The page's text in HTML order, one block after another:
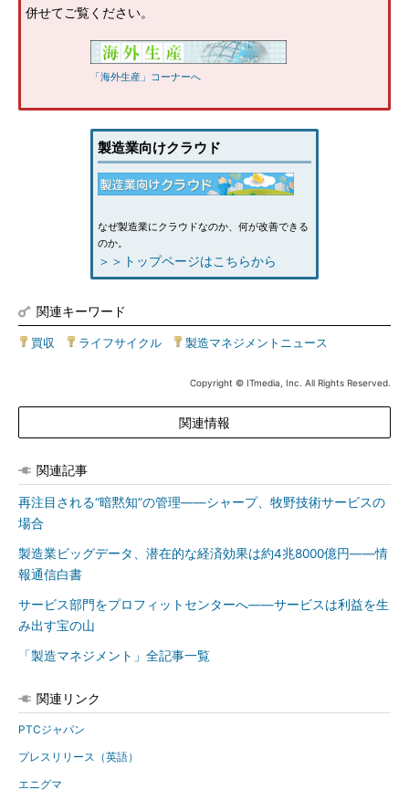
併せてご覧ください。
「海外生産」コーナーへ
製造業向けクラウド
なぜ製造業にクラウドなのか、何が改善できる
のか。
＞＞トップページはこちらから
関連キーワード
買収 ライフサイクル 製造マネジメントニュース
Copyright © ITmedia, Inc. All Rights Reserved.
関連情報
関連記事
再注目される“暗黙知”の管理――シャープ、牧野技術サービスの
場合
製造業ビッグデータ、潜在的な経済効果は約4兆8000億円――情
報通信白書
サービス部門をプロフィットセンターへ――サービスは利益を生
み出す宝の山
「製造マネジメント」全記事一覧
関連リンク
PTCジャパン
プレスリリース（英語）
エニグマ